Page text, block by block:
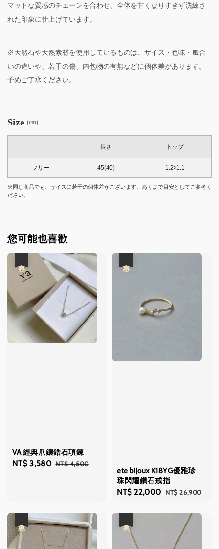
マットな質感のチェーンを合わせ、全体を甘くなりすぎず洗練さ
れた印象に仕上げています。
※天然石や天然素材を使用しているものは、サイズ・色味・風合
いの違いや、若干の傷、内包物の有無などに個体差があります。
予めご了承ください。
Size (cm)
長さ トップ
フリー 45(40) 1.2×1.1
※同じ商品でも、サイズに若干の個体差がございます。あくまで目安としてご参考く
ださい。
您可能也喜歡
VA 經典爪鑲鋯石項鍊
Sale
NT$ 3,580 Regular
NT$ 4,500
ete bijoux K18YG優雅珍
珠閃耀鑽石戒指
Sale
NT$ 22,000 Regular
NT$ 26,900